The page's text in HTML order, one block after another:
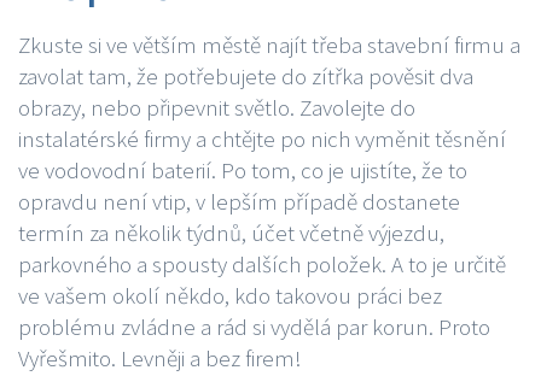
Zkuste si ve větším městě najít třeba stavební firmu a
zavolat tam, že potřebujete do zítřka pověsit dva
obrazy, nebo připevnit světlo. Zavolejte do
instalatérské firmy a chtějte po nich vyměnit těsnění
ve vodovodní baterií. Po tom, co je ujistíte, že to
opravdu není vtip, v lepším případě dostanete
termín za několik týdnů, účet včetně výjezdu,
parkovného a spousty dalších položek. A to je určitě
ve vašem okolí někdo, kdo takovou práci bez
problému zvládne a rád si vydělá par korun. Proto
Vyřešmito. Levněji a bez firem!